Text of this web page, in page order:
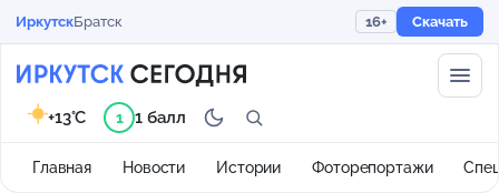
ИркутскБратск 16+ Скачать
Главная Новости Истории Фоторепортажи
+13°C 1 1 балл